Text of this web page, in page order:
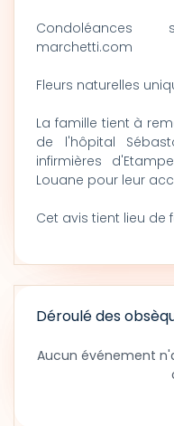
Condoléances
marchetti.com
Fleurs naturelles
La famille tient à
de l'hôpital
infirmières
Louane pour leur
Cet avis tient lieu de
Déroulé des
Aucun événement